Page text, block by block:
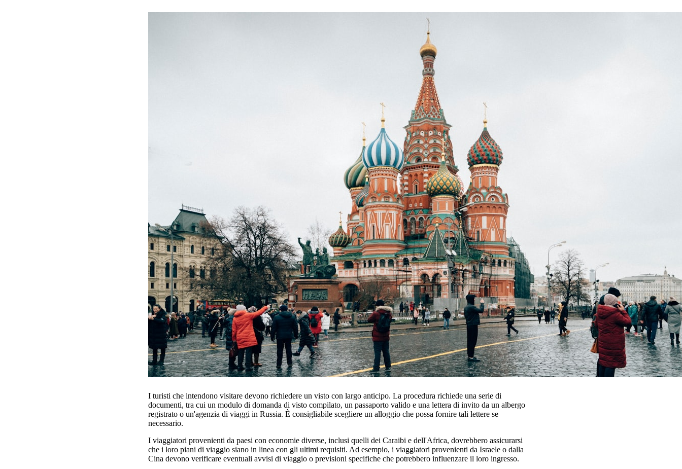
I turisti che intendono visitare devono richiedere un visto con largo anticipo. La procedura richiede una serie di
documenti, tra cui un modulo di domanda di visto compilato, un passaporto valido e una lettera di invito da un albergo
registrato o un'agenzia di viaggi in Russia. È consigliabile scegliere un alloggio che possa fornire tali lettere se
necessario.
I viaggiatori provenienti da paesi con economie diverse, inclusi quelli dei Caraibi e dell'Africa, dovrebbero assicurarsi
che i loro piani di viaggio siano in linea con gli ultimi requisiti. Ad esempio, i viaggiatori provenienti da Israele o dalla
Cina devono verificare eventuali avvisi di viaggio o previsioni specifiche che potrebbero influenzare il loro ingresso.